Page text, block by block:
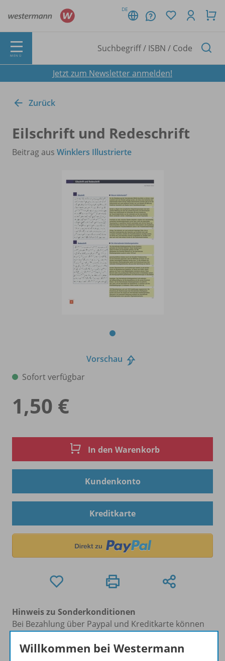
DE
MENÜ
Jetzt zum Newsletter anmelden!
Zurück
Eilschrift und Redeschrift
Beitrag aus Winklers Illustrierte
Vorschau
Sofort verfügbar
1,50 €
In den Warenkorb
Kundenkonto
Kreditkarte
Hinweis zu Sonderkonditionen
Bei Bezahlung über Paypal und Kreditkarte können
keine Sonderkonditionen gewährt werden.
Sie haben ein passendes Spar-Paket?
Willkommen bei Westermann